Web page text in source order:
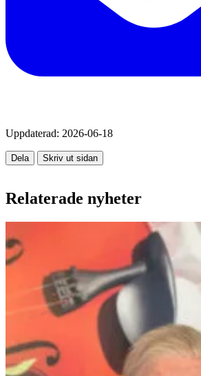
Uppdaterad: 2026-06-18
Dela Skriv ut sidan
Relaterade nyheter